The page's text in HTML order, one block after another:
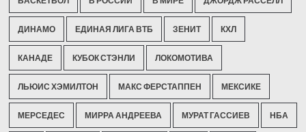
ДИНАМО ЕДИНАЯ ЛИГА ВТБ ЗЕНИТ КХЛ
КАНАДЕ КУБОК СТЭНЛИ ЛОКОМОТИВА
ЛЬЮИС ХЭМИЛТОН МАКС ФЕРСТАППЕН МЕКСИКЕ
МЕРСЕДЕС МИРРА АНДРЕЕВА МУРАТ ГАССИЕВ НБА